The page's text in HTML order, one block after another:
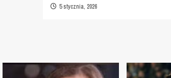
5 stycznia, 2026